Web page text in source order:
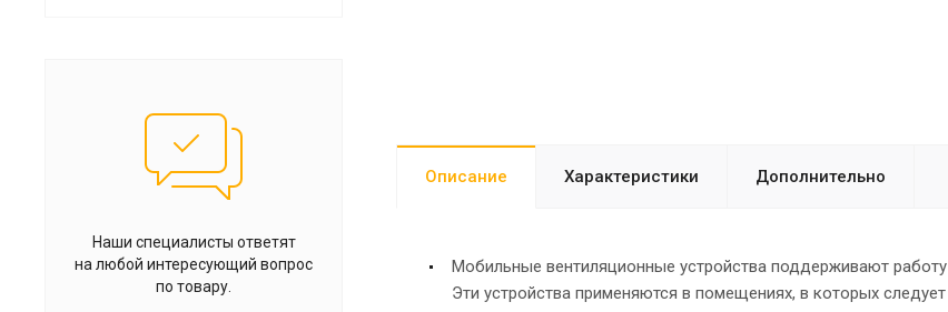
Описание Характеристики Дополнительно
Мобильные вентиляционные устройства поддерживают
Эти устройства применяются в помещениях, в которых
Наши специалисты ответят
на любой интересующий вопрос
по товару.